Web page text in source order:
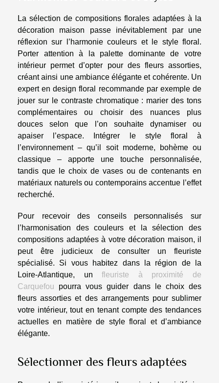
La sélection de compositions florales adaptées à la
décoration maison passe inévitablement par une
réflexion sur l’harmonie couleurs et le style floral.
Porter attention à la palette dominante de votre
intérieur permet d’opter pour des fleurs assorties,
créant ainsi une ambiance élégante et cohérente. Un
expert en design floral recommande par exemple de
jouer sur le contraste chromatique : marier des tons
complémentaires ou choisir des nuances plus
douces selon que l’on souhaite dynamiser ou
apaiser l’espace. Intégrer le style floral à
l’environnement – qu’il soit moderne, bohème ou
classique – apporte une touche personnalisée,
tandis que le choix de vases ou de contenants en
matériaux naturels ou contemporains accentue l’effet
recherché.
Pour recevoir des conseils personnalisés sur
l’harmonisation des couleurs et la sélection des
compositions adaptées à votre décoration maison, il
peut être judicieux de consulter un fleuriste
spécialisé. Si vous habitez dans la région de la
Loire-Atlantique, unfleuriste à proximité de
Carquefou pourra vous guider dans le choix des
fleurs assorties et des arrangements pour sublimer
votre intérieur, tout en tenant compte des tendances
actuelles en matière de style floral et d’ambiance
élégante.
Sélectionner des fleurs adaptées